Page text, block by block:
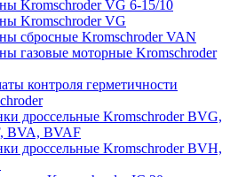
Kromschroder VG 6-15/10
Kromschroder VG
сбросные Kromschroder VAN
газовые моторные Kromschroder
контроля герметичности
дроссельные Kromschroder BVG,
BVA, BVAF
дроссельные Kromschroder BVH,